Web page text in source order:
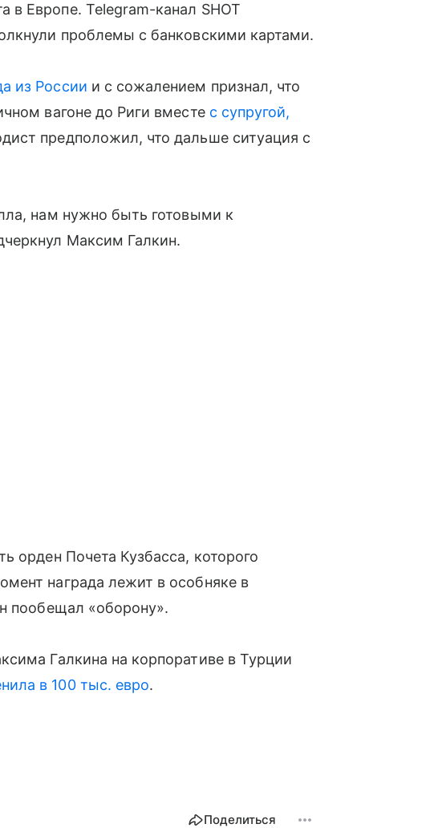
в Европе. Telegram-канал SHOT
проблемы с банковскими картами.
из России и с сожалением признал, что
вагоне до Риги вместе с супругой,
предположил, что дальше ситуация с
нам нужно быть готовыми к
Максим Галкин.
орден Почета Кузбасса, которого
награда лежит в особняке в
пообещал «оборону».
Галкина на корпоративе в Турции
в 100 тыс. евро.
Поделиться